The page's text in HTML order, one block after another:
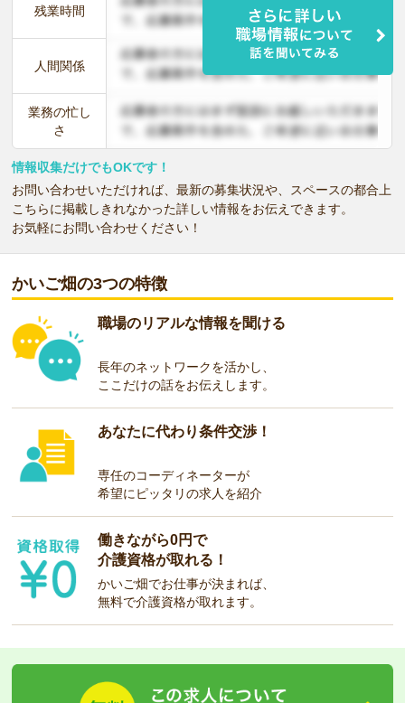
残業時間
人間関係
業務の忙し
さ
情報収集だけでもOKです！
お問い合わせいただければ、最新の募集状況や、スペースの都合上
こちらに掲載しきれなかった詳しい情報をお伝えできます。
お気軽にお問い合わせください！
かいご畑の3つの特徴
職場のリアルな情報を聞ける
長年のネットワークを活かし、
ここだけの話をお伝えします。
あなたに代わり条件交渉！
専任のコーディネーターが
希望にピッタリの求人を紹介
働きながら0円で
介護資格が取れる！
かいご畑でお仕事が決まれば、
無料で介護資格が取れます。